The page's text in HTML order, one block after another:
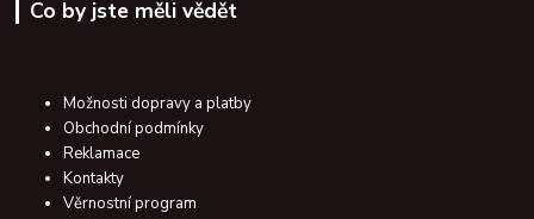
Co by jste měli vědět
Možnosti dopravy a platby
Obchodní podmínky
Reklamace
Kontakty
Věrnostní program